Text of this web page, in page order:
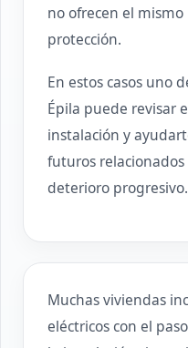
no ofrecen el
protección.
En estos casos uno
Épila puede revisar
instalación y
futuros relacionados
deterioro progresivo.
Muchas viviendas
eléctricos con el